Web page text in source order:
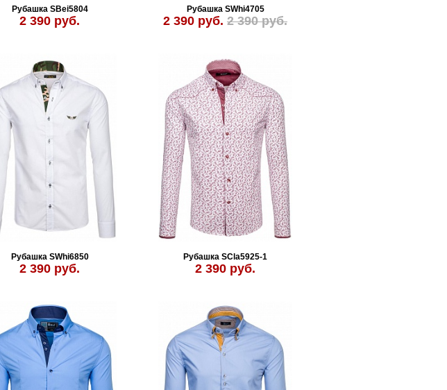
Рубашка SBei5804
2 390 руб.
Рубашка SWhi4705
2 390 руб. 2 390 руб.
Рубашка SWhi6850
2 390 руб.
Рубашка SCla5925-1
2 390 руб.